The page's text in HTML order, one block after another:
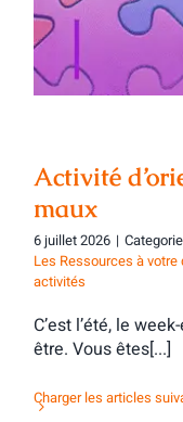
Activité
maux
6 juillet 2026 |
Les Ressources à
activités
C’est l’été, le
être. Vous êtes[...]
Charger les articles